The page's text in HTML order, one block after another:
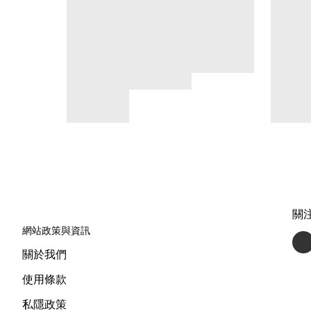
網站政策與資訊
關於我們
使用條款
私隱政策
關